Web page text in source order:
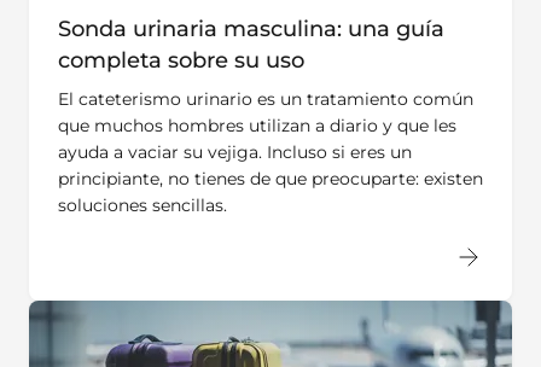
Sonda urinaria masculina: una guía
completa sobre su uso
El cateterismo urinario es un tratamiento común
que muchos hombres utilizan a diario y que les
ayuda a vaciar su vejiga. Incluso si eres un
principiante, no tienes de que preocuparte: existen
soluciones sencillas.